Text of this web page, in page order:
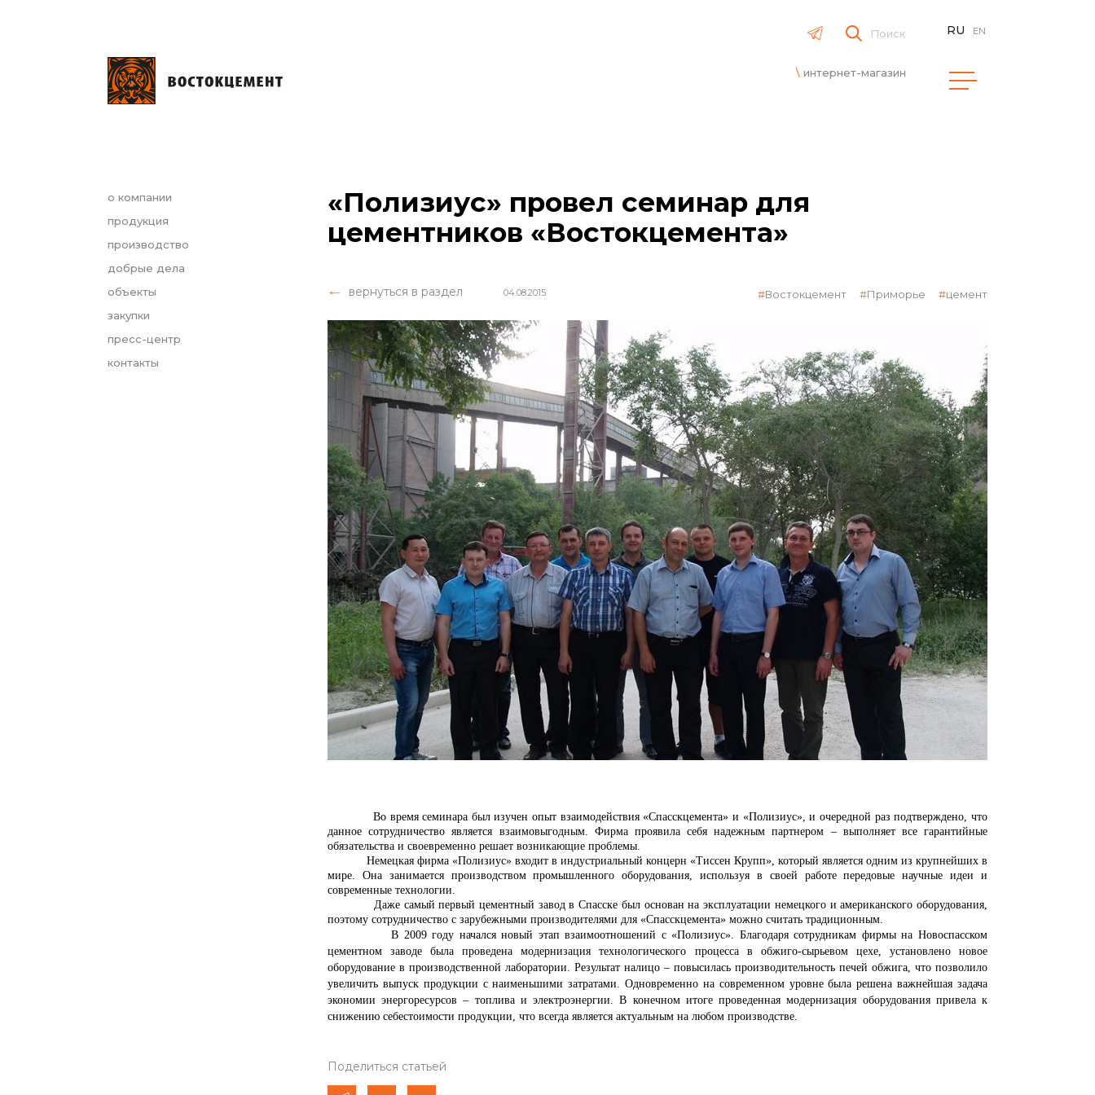
Поиск
интернет-магазин
RU EN
о компании
продукция
производство
добрые дела
объекты
закупки
пресс-центр
контакты
«Полизиус» провел семинар для
цементников «Востокцемента»
вернуться в раздел 04.08.2015 Востокцемент Приморье цемент
Во время семинара был изучен опыт взаимодействия «Спасскцемента» и «Полизиус», и очередной раз подтверждено, что
данное сотрудничество является взаимовыгодным. Фирма проявила себя надежным партнером – выполняет все гарантийные
обязательства и своевременно решает возникающие проблемы.
Немецкая фирма «Полизиус» входит в индустриальный концерн «Тиссен Крупп», который является одним из крупнейших в
мире. Она занимается производством промышленного оборудования, используя в своей работе передовые научные идеи и
современные технологии.
Даже самый первый цементный завод в Спасске был основан на эксплуатации немецкого и американского оборудования,
поэтому сотрудничество с зарубежными производителями для «Спасскцемента» можно считать традиционным.
В 2009 году начался новый этап взаимоотношений с «Полизиус». Благодаря сотрудникам фирмы на Новоспасском
цементном заводе была проведена модернизация технологического процесса в обжиго-сырьевом цехе, установлено новое
оборудование в производственной лаборатории. Результат налицо – повысилась производительность печей обжига, что позволило
увеличить выпуск продукции с наименьшими затратами. Одновременно на современном уровне была решена важнейшая задача
экономии энергоресурсов – топлива и электроэнергии. В конечном итоге проведенная модернизация оборудования привела к
снижению себестоимости продукции, что всегда является актуальным на любом производстве.
Поделиться статьей